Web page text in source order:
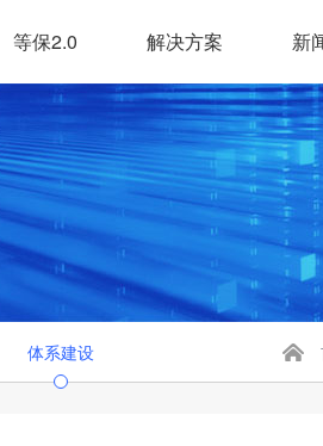
等保2.0 解决方案 新
体系建设